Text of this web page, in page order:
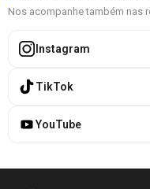
Nos acompanhe também nas
Instagram
TikTok
YouTube